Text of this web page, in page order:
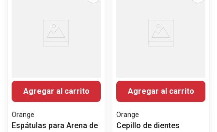
Agregar al carrito
Orange
Espátulas para Arena de
Agregar al carrito
Orange
Cepillo de dientes